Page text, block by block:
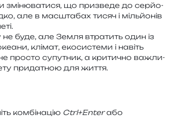
змі­ню­ва­ти­ся, що при­зве­де до сер­йо­
але в мас­шта­бах тисяч і міль­йо­нів
буде, але Земля втра­тить один із
клі­мат, еко­си­сте­ми і навіть
про­сто супу­тник, а кри­ти­чно важли­
при­да­тною для життя.
ком­бі­на­цію Ctrl+Enterабо